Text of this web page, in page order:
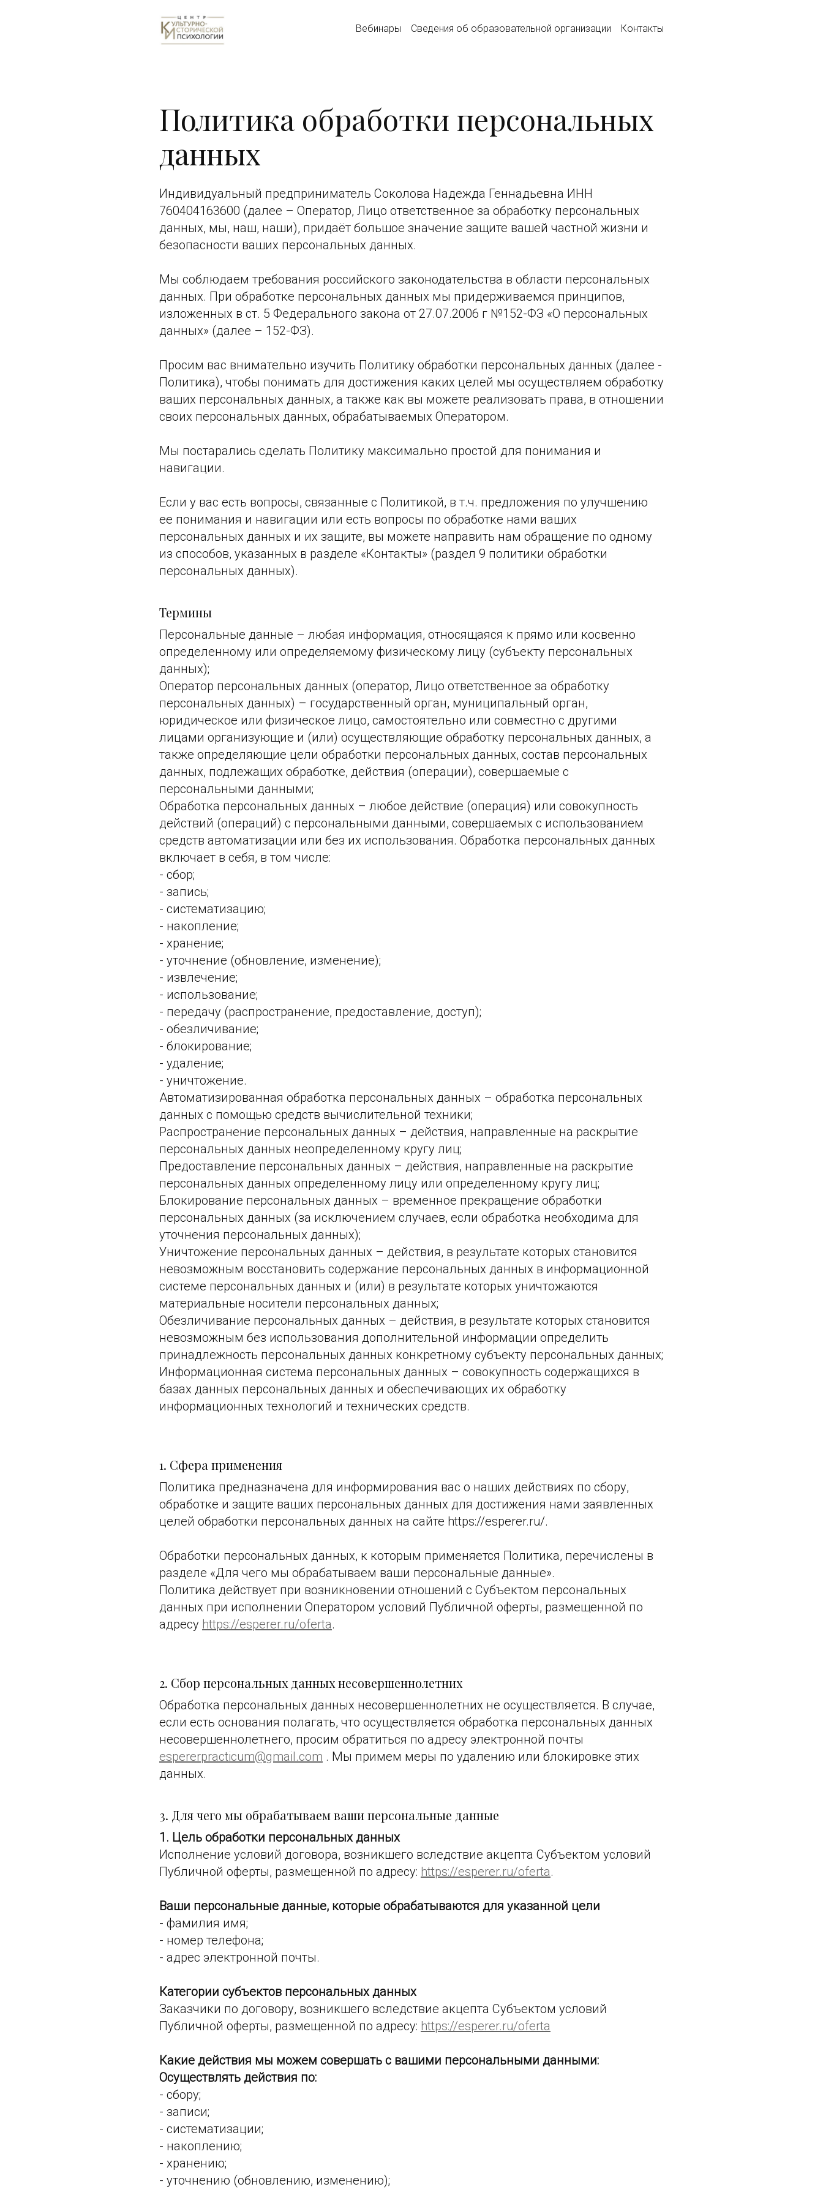
Вебинары Сведения об образовательной организации Контакты
Политика обработки персональных
данных
Индивидуальный предприниматель Соколова Надежда Геннадьевна ИНН
760404163600 (далее – Оператор, Лицо ответственное за обработку персональных
данных, мы, наш, наши), придаёт большое значение защите вашей частной жизни и
безопасности ваших персональных данных.
Мы соблюдаем требования российского законодательства в области персональных
данных. При обработке персональных данных мы придерживаемся принципов,
изложенных в ст. 5 Федерального закона от 27.07.2006 г №152-ФЗ «О персональных
данных» (далее – 152-ФЗ).
Просим вас внимательно изучить Политику обработки персональных данных (далее -
Политика), чтобы понимать для достижения каких целей мы осуществляем обработку
ваших персональных данных, а также как вы можете реализовать права, в отношении
своих персональных данных, обрабатываемых Оператором.
Мы постарались сделать Политику максимально простой для понимания и
навигации.
Если у вас есть вопросы, связанные с Политикой, в т.ч. предложения по улучшению
ее понимания и навигации или есть вопросы по обработке нами ваших
персональных данных и их защите, вы можете направить нам обращение по одному
из способов, указанных в разделе «Контакты» (раздел 9 политики обработки
персональных данных).
Термины
Персональные данные – любая информация, относящаяся к прямо или косвенно
определенному или определяемому физическому лицу (субъекту персональных
данных);
Оператор персональных данных (оператор, Лицо ответственное за обработку
персональных данных) – государственный орган, муниципальный орган,
юридическое или физическое лицо, самостоятельно или совместно с другими
лицами организующие и (или) осуществляющие обработку персональных данных, а
также определяющие цели обработки персональных данных, состав персональных
данных, подлежащих обработке, действия (операции), совершаемые с
персональными данными;
Обработка персональных данных – любое действие (операция) или совокупность
действий (операций) с персональными данными, совершаемых с использованием
средств автоматизации или без их использования. Обработка персональных данных
включает в себя, в том числе:
- сбор;
- запись;
- систематизацию;
- накопление;
- хранение;
- уточнение (обновление, изменение);
- извлечение;
- использование;
- передачу (распространение, предоставление, доступ);
- обезличивание;
- блокирование;
- удаление;
- уничтожение.
Автоматизированная обработка персональных данных – обработка персональных
данных с помощью средств вычислительной техники;
Распространение персональных данных – действия, направленные на раскрытие
персональных данных неопределенному кругу лиц;
Предоставление персональных данных – действия, направленные на раскрытие
персональных данных определенному лицу или определенному кругу лиц;
Блокирование персональных данных – временное прекращение обработки
персональных данных (за исключением случаев, если обработка необходима для
уточнения персональных данных);
Уничтожение персональных данных – действия, в результате которых становится
невозможным восстановить содержание персональных данных в информационной
системе персональных данных и (или) в результате которых уничтожаются
материальные носители персональных данных;
Обезличивание персональных данных – действия, в результате которых становится
невозможным без использования дополнительной информации определить
принадлежность персональных данных конкретному субъекту персональных данных;
Информационная система персональных данных – совокупность содержащихся в
базах данных персональных данных и обеспечивающих их обработку
информационных технологий и технических средств.
1. Сфера применения
Политика предназначена для информирования вас о наших действиях по сбору,
обработке и защите ваших персональных данных для достижения нами заявленных
целей обработки персональных данных на сайте https://esperer.ru/.
Обработки персональных данных, к которым применяется Политика, перечислены в
разделе «Для чего мы обрабатываем ваши персональные данные».
Политика действует при возникновении отношений с Субъектом персональных
данных при исполнении Оператором условий Публичной оферты, размещенной по
адресу https://esperer.ru/oferta.
2. Сбор персональных данных несовершеннолетних
Обработка персональных данных несовершеннолетних не осуществляется. В случае,
если есть основания полагать, что осуществляется обработка персональных данных
несовершеннолетнего, просим обратиться по адресу электронной почты
espererpracticum@gmail.com . Мы примем меры по удалению или блокировке этих
данных.
3. Для чего мы обрабатываем ваши персональные данные
1. Цель обработки персональных данных
Исполнение условий договора, возникшего вследствие акцепта Субъектом условий
Публичной оферты, размещенной по адресу: https://esperer.ru/oferta.
Ваши персональные данные, которые обрабатываются для указанной цели
- фамилия имя;
- номер телефона;
- адрес электронной почты.
Категории субъектов персональных данных
Заказчики по договору, возникшего вследствие акцепта Субъектом условий
Публичной оферты, размещенной по адресу: https://esperer.ru/oferta
Какие действия мы можем совершать с вашими персональными данными:
Осуществлять действия по:
- сбору;
- записи;
- систематизации;
- накоплению;
- хранению;
- уточнению (обновлению, изменению);